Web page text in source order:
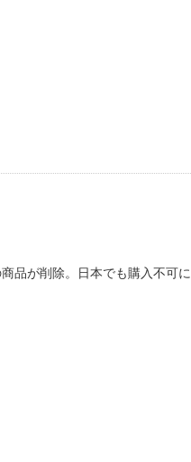
品が削除。日本でも購入不可に